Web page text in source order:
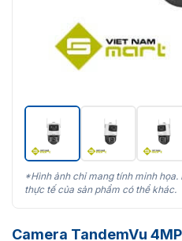
*Hình ảnh chỉ mang tính minh
thực tế của sản phẩm có thể khác.
Camera TandemVu